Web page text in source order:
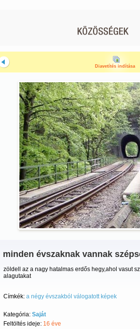
Diavetítés indítása
minden évszaknak vannak
zöldell az a nagy hatalmas erdős hegy,ahol vasut
alagutakat
Címkék: a négy évszakból válogatott képek
Kategória: Saját
Feltöltés ideje: 16 éve